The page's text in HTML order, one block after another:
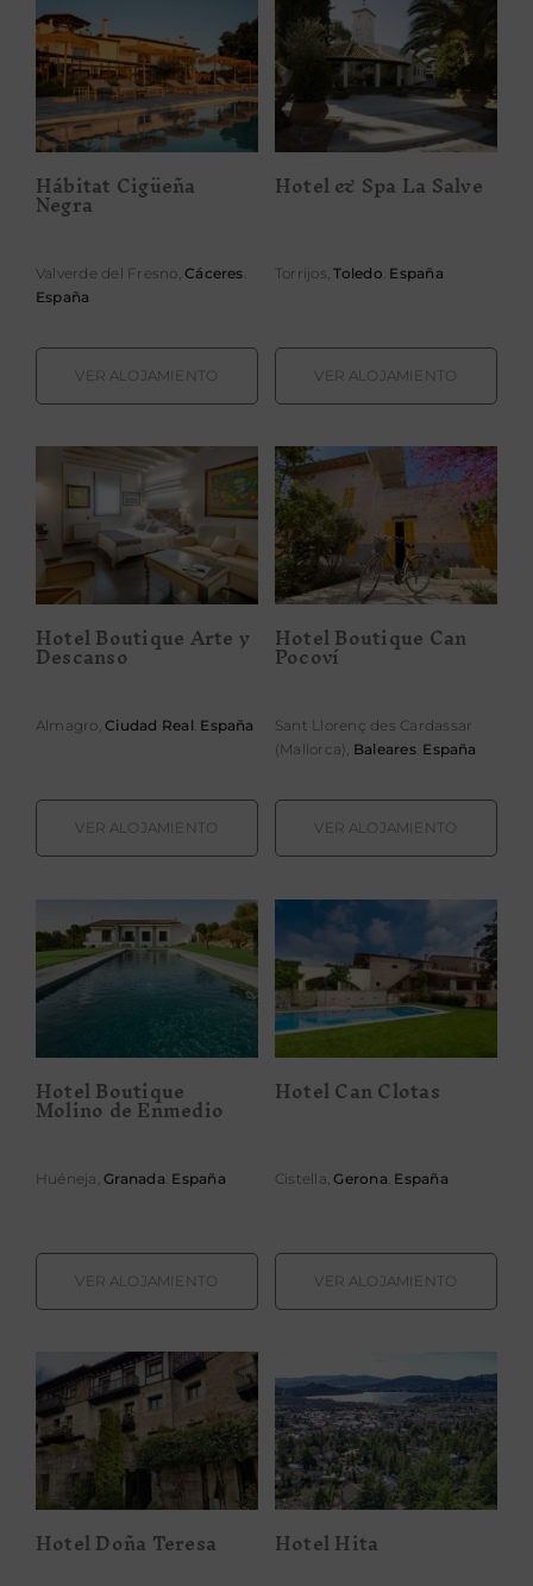
Hábitat Cigüeña
Negra
Hábitat Cigüeña
Negra
Valverde del Fresno,Cáceres.
España
VER ALOJAMIENTO
Hotel & Spa La
Salve
Hotel & Spa La Salve
Torrijos,Toledo. España
VER ALOJAMIENTO
Hotel Boutique
Arte y Descanso
Hotel Boutique Arte y
Descanso
Almagro,Ciudad Real. España
VER ALOJAMIENTO
Hotel Boutique
Can Pocoví
Hotel Boutique Can
Pocoví
Sant Llorenç des Cardassar
(Mallorca), Baleares. España
VER ALOJAMIENTO
Hotel Boutique
Molino de
Enmedio
Hotel Boutique
Molino de Enmedio
Huéneja,Granada. España
VER ALOJAMIENTO
Hotel Can
Clotas
Hotel Can Clotas
Cistella,Gerona. España
VER ALOJAMIENTO
Hotel Doña
Teresa
Hotel Doña Teresa
Hotel Hita
Hotel Hita